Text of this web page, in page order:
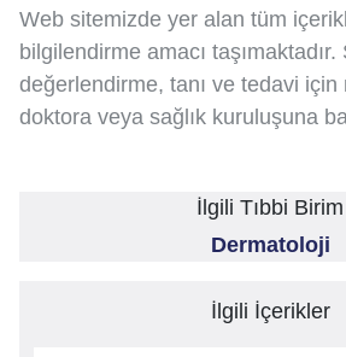
Web sitemizde yer alan tüm
bilgilendirme amacı
değerlendirme, tanı ve tedavi için
doktora veya sağlık kuruluşuna
İlgili Tıbbi Birim
Dermatoloji
İlgili İçerikler